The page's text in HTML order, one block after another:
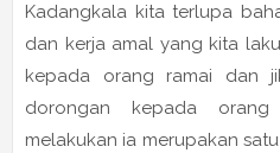
Kadangkala kita terlupa
dan kerja amal yang kita
kepada orang ramai dan
dorongan kepada
melakukan ia merupakan